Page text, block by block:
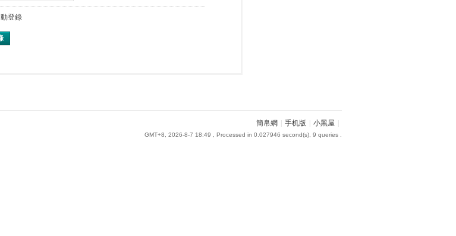
登錄
簡帛網 手机版 小黑屋
GMT+8, 2026-8-7 18:49 , Processed in 0.027946 second(s), 9 queries .